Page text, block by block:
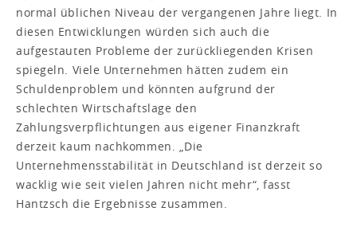
normal üblichen Niveau der vergangenen Jahre liegt. In
diesen Entwicklungen würden sich auch die
aufgestauten Probleme der zurückliegenden Krisen
spiegeln. Viele Unternehmen hätten zudem ein
Schuldenproblem und könnten aufgrund der
schlechten Wirtschaftslage den
Zahlungsverpflichtungen aus eigener Finanzkraft
derzeit kaum nachkommen. „Die
Unternehmensstabilität in Deutschland ist derzeit so
wacklig wie seit vielen Jahren nicht mehr“, fasst
Hantzsch die Ergebnisse zusammen.